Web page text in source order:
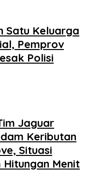
Satu Keluarga
Pemprov
Polisi
Jaguar
Keributan
Situasi
Menit